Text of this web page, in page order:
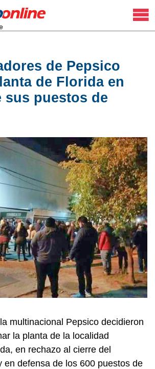
de Pepsico
de Florida en
sus puestos de
multinacional Pepsico decidieron
la planta de la localidad
en rechazo al cierre del
en defensa de los 600 puestos de